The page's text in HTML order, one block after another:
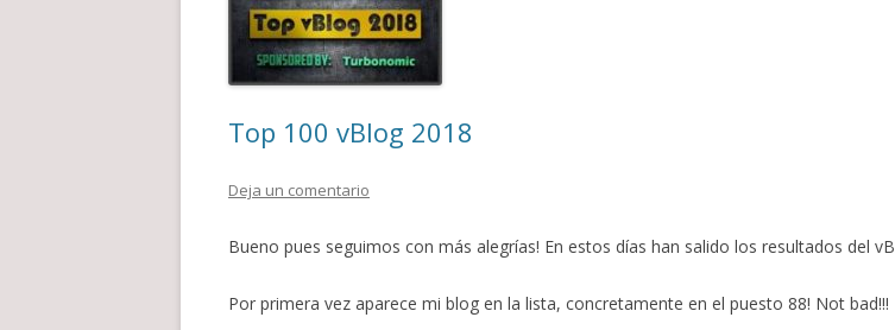
Top 100 vBlog 2018
Deja un comentario
Bueno pues seguimos con más alegrías! En estos días han salido los resultados del
Por primera vez aparece mi blog en la lista, concretamente en el puesto 88! Not bad!!!